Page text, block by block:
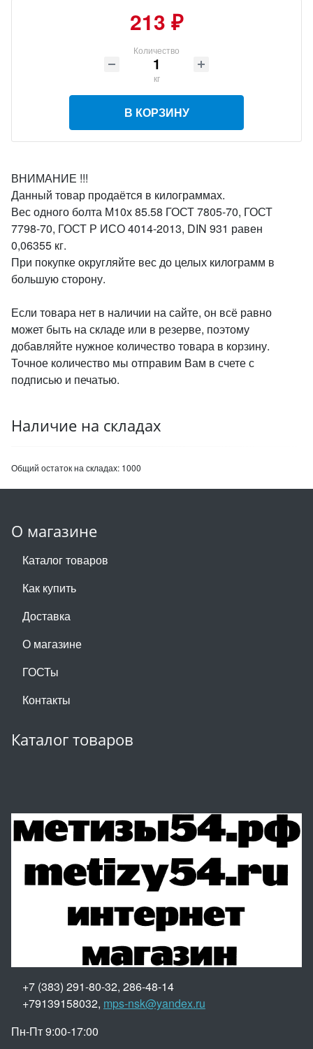
213 ₽
Количество
кг
В КОРЗИНУ
ВНИМАНИЕ !!!
Данный товар продаётся в килограммах.
Вес одного болта М10х 85.58 ГОСТ 7805-70, ГОСТ
7798-70, ГОСТ Р ИСО 4014-2013, DIN 931 равен
0,06355 кг.
При покупке округляйте вес до целых килограмм в
большую сторону.
Если товара нет в наличии на сайте, он всё равно
может быть на складе или в резерве, поэтому
добавляйте нужное количество товара в корзину.
Точное количество мы отправим Вам в счете с
подписью и печатью.
Наличие на складах
Общий остаток на складах: 1000
О магазине
Каталог товаров
Как купить
Доставка
О магазине
ГОСТы
Контакты
Каталог товаров
+7 (383) 291-80-32, 286-48-14
+79139158032, mps-nsk@yandex.ru
Пн-Пт 9:00-17:00